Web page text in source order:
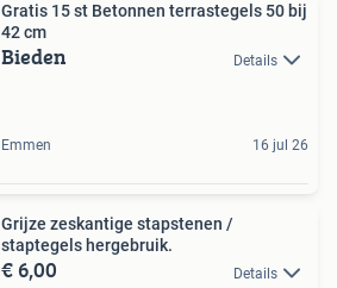
Gratis 15 st Betonnen terrastegels 50 bij
42 cm
Bieden Details
Emmen 16 jul 26
Grijze zeskantige stapstenen /
staptegels hergebruik.
€ 6,00 Details